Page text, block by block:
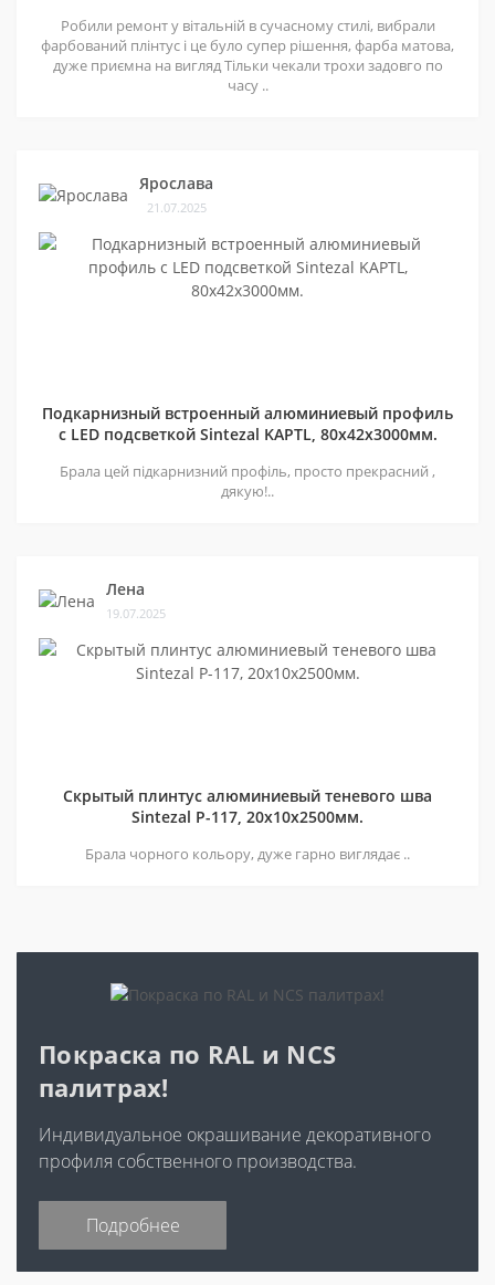
Робили ремонт у вітальній в сучасному стилі, вибрали
фарбований плінтус і це було супер рішення, фарба матова,
дуже приємна на вигляд Тільки чекали трохи задовго по
часу ..
Ярослава
21.07.2025
Подкарнизный встроенный алюминиевый профиль
с LED подсветкой Sintezal KAPTL, 80х42x3000мм.
Брала цей підкарнизний профіль, просто прекрасний ,
дякую!..
Лена
19.07.2025
Скрытый плинтус алюминиевый теневого шва
Sintezal P-117, 20х10х2500мм.
Брала чорного кольору, дуже гарно виглядає ..
Покраска по RAL и NCS
палитрах!
Индивидуальное окрашивание декоративного
профиля собственного производства.
Подробнее